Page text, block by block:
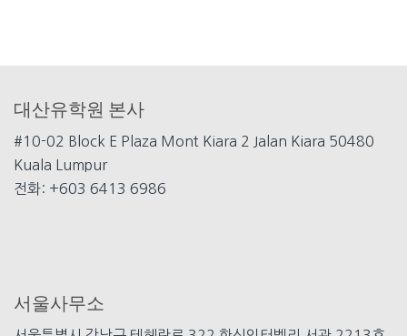
대산유학원 본사
#10-02 Block E Plaza Mont Kiara 2 Jalan Kiara 50480
Kuala Lumpur
전화: +603 6413 6986
서울사무소